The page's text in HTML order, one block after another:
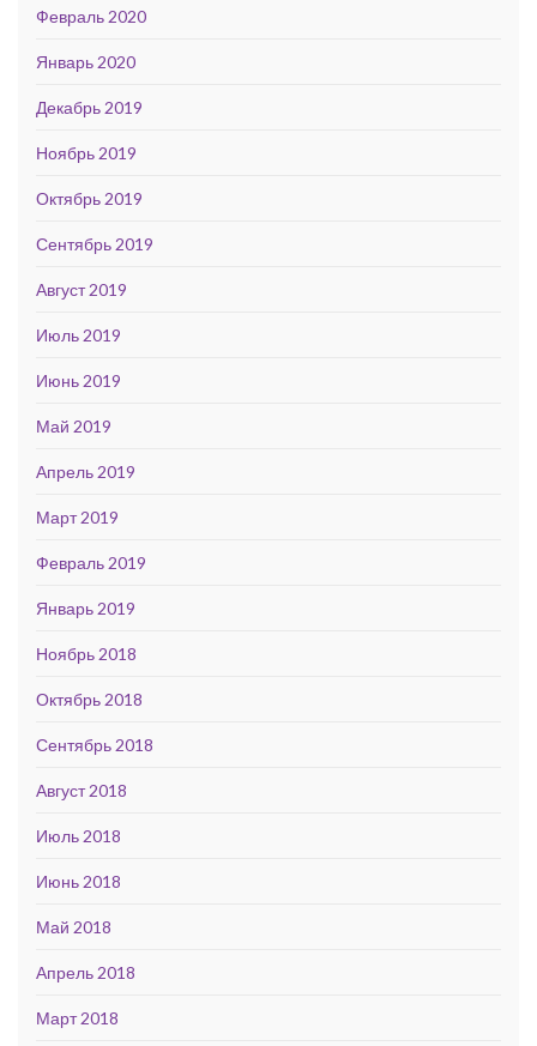
Февраль 2020
Январь 2020
Декабрь 2019
Ноябрь 2019
Октябрь 2019
Сентябрь 2019
Август 2019
Июль 2019
Июнь 2019
Май 2019
Апрель 2019
Март 2019
Февраль 2019
Январь 2019
Ноябрь 2018
Октябрь 2018
Сентябрь 2018
Август 2018
Июль 2018
Июнь 2018
Май 2018
Апрель 2018
Март 2018